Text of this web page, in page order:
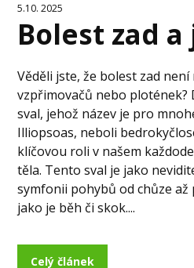
5.10. 2025
Bolest zad
Věděli jste, že bolest zad
vzpřimovačů nebo plotének?
sval, jehož název je pro
Illiopsoas, neboli
klíčovou roli v našem
těla. Tento sval je jako
symfonii pohybů od chůze
jako je běh či skok....
Celý článek